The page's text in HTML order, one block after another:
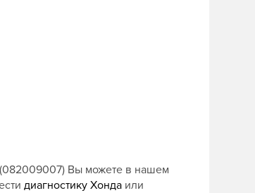
(082009007) Вы можете в нашем
диагностику Хонда или